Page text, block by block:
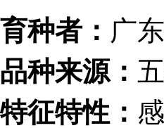
育种者： 广
品种来源：
特征特性：